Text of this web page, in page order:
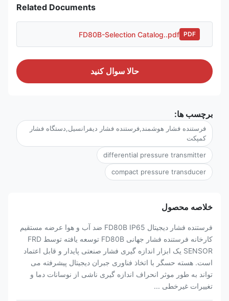
Related Documents
FD80B-Selection Catalog..pdf
حالا سوال کنيد
برچسب ها:
فرستنده فشار هوشمند,فرستنده فشار دیفرانسیل,دستگاه فشار
کمپکت
differential pressure transmitter
compact pressure transducer
خلاصه محصول
فرستنده فشار دیجیتال FD80B IP65 ضد آب و هوا عرضه مستقیم
کارخانه فرستنده فشار جهانی FD80B توسعه یافته توسط FRD
SENSOR یک ابزار اندازه گیری فشار صنعتی پایدار و قابل اعتماد
است. هسته حسگر با اتخاذ فناوری جبران دیجیتال پیشرفته می
تواند به طور موثر انحراف اندازه گیری ناشی از نوسانات دما و
تغییرات غیرخطی ...